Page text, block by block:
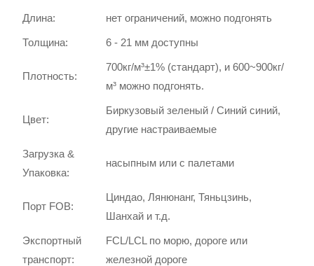
Длина: нет ограничений, можно подгонять
Толщина: 6 - 21 мм доступны
Плотность:
700кг/м³±1% (стандарт), и 600~900кг/
м³ можно подгонять.
Цвет:
Биркузовый зеленый / Синий синий,
другие настраиваемые
Загрузка &
Упаковка:
насыпным или с палетами
Порт FOB:
Циндао, Лянюнанг, Тяньцзинь,
Шанхай и т.д.
Экспортный
транспорт:
FCL/LCL по морю, дороге или
железной дороге